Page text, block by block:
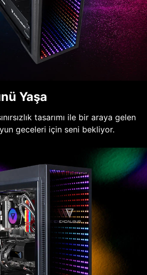
Yaşa
tasarımı ile bir araya gelen
geceleri için seni bekliyor.